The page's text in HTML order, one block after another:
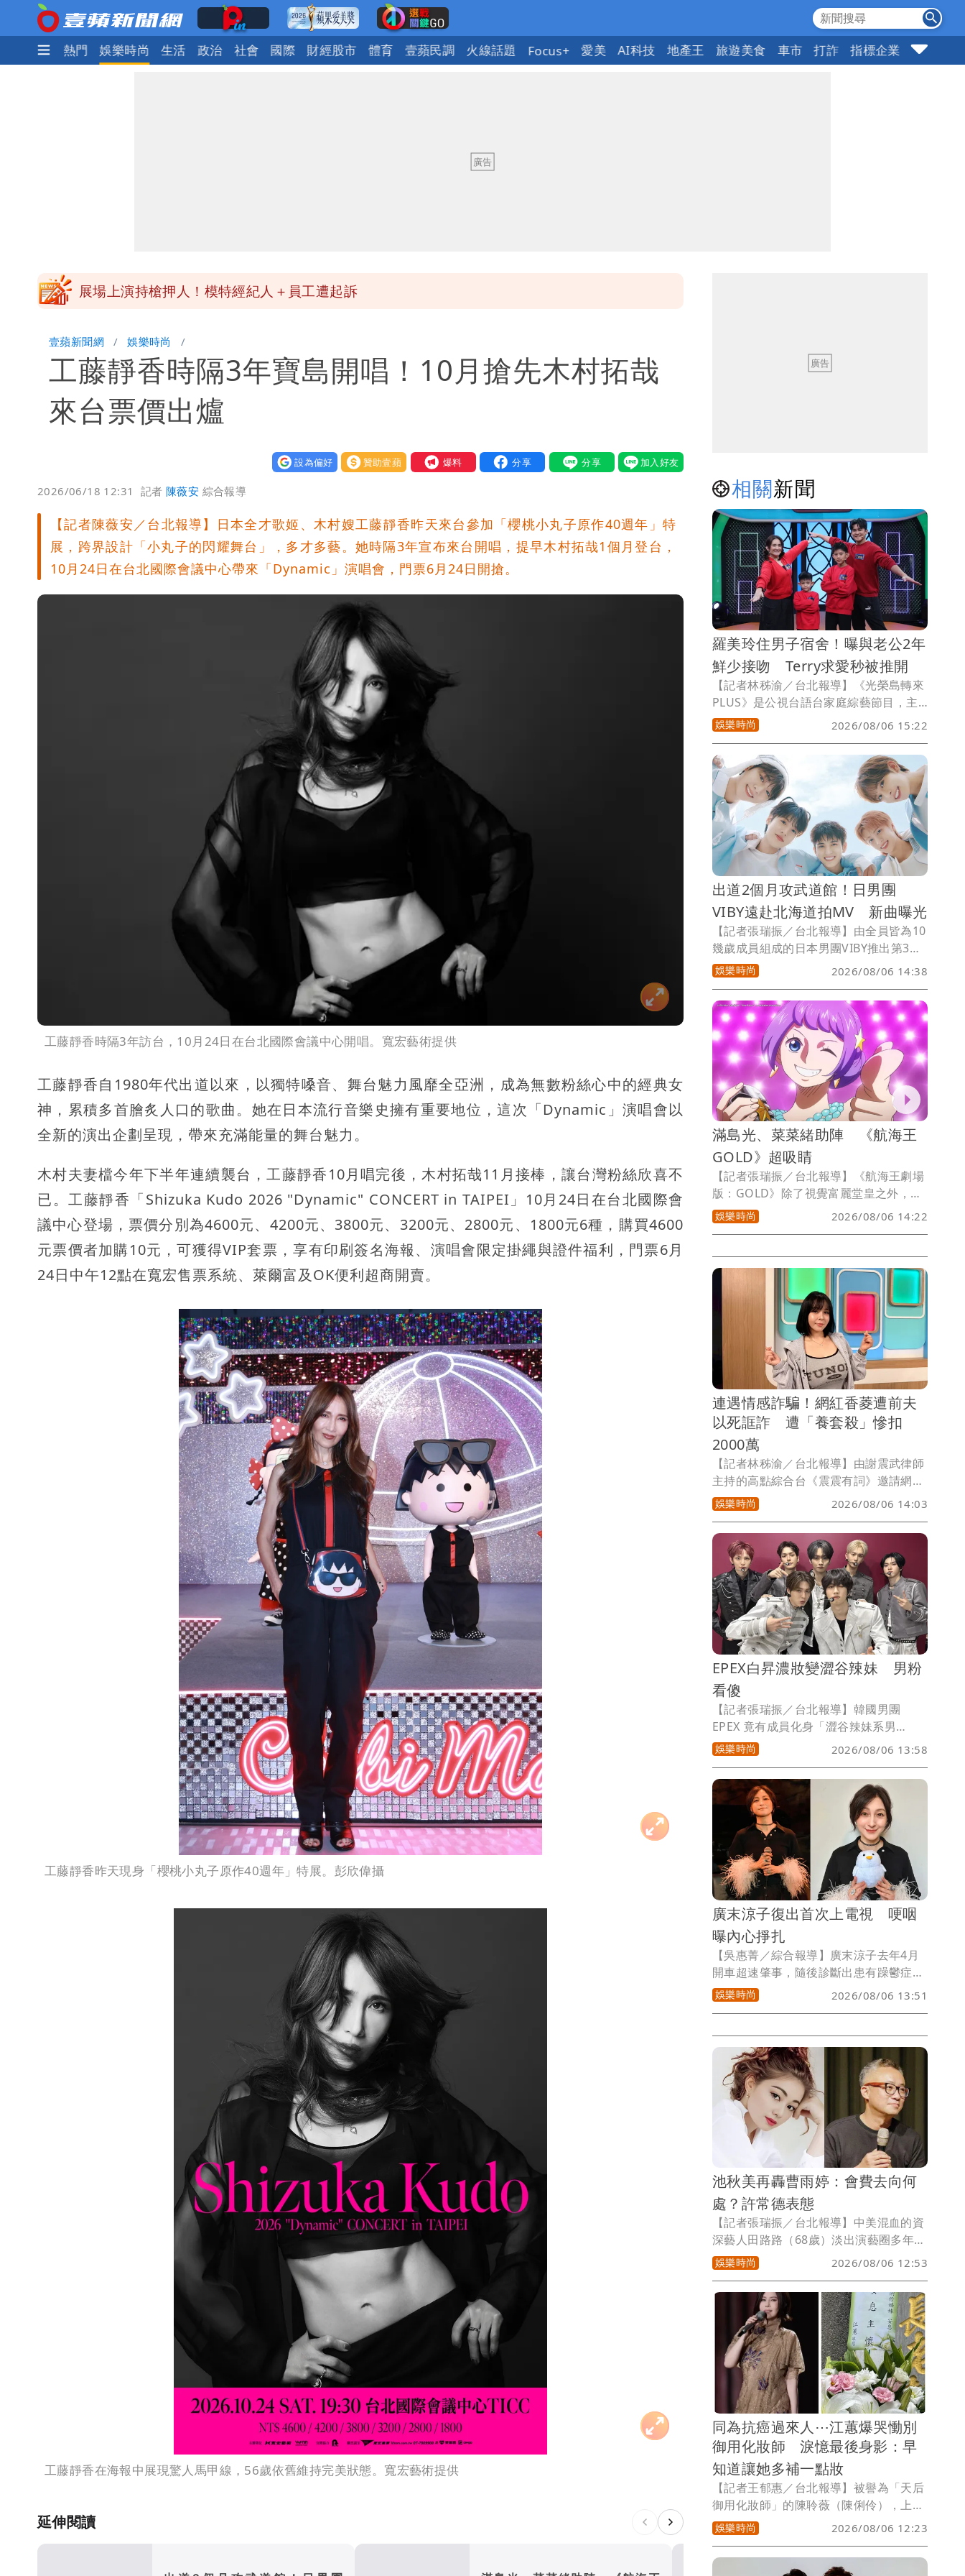
焦點 熱門 娛樂時尚 生活 政治 社會 國際 財經股市 體育 壹蘋民調 火線話題 Focus+ 愛美 AI科技 地產王 旅遊美食 車市 打詐 指標企業 壹蘋頭家
展場上演持槍押人！模特經紀人＋員工遭起訴
颱風白海豚攪局！淡水漁人碼頭煙火秀延期 要改到8/30壓軸登場
壹蘋新聞網 娛樂時尚
工藤靜香時隔3年寶島開唱！10月搶先木村拓哉
來台票價出爐
設為偏好 贊助壹蘋 我要爆料
2026/06/18 12:31 記者陳薇安 綜合報導
【記者陳薇安／台北報導】日本全才歌姬、木村嫂工藤靜香昨天來台參加「櫻桃小丸子原作40週年」特
展，跨界設計「小丸子的閃耀舞台」，多才多藝。她時隔3年宣布來台開唱，提早木村拓哉1個月登台，
10月24日在台北國際會議中心帶來「Dynamic」演唱會，門票6月24日開搶。
工藤靜香時隔3年訪台，10月24日在台北國際會議中心開唱。寬宏藝術提供
工藤靜香自1980年代出道以來，以獨特嗓音、舞台魅力風靡全亞洲，成為無數粉絲心中的經典女
神，累積多首膾炙人口的歌曲。她在日本流行音樂史擁有重要地位，這次「Dynamic」演唱會以
全新的演出企劃呈現，帶來充滿能量的舞台魅力。
木村夫妻檔今年下半年連續襲台，工藤靜香10月唱完後，木村拓哉11月接棒，讓台灣粉絲欣喜不
已。工藤靜香「Shizuka Kudo 2026 "Dynamic" CONCERT in TAIPEI」10月24日在台北國際會
議中心登場，票價分別為4600元、4200元、3800元、3200元、2800元、1800元6種，購買4600
元票價者加購10元，可獲得VIP套票，享有印刷簽名海報、演唱會限定掛繩與證件福利，門票6月
24日中午12點在寬宏售票系統、萊爾富及OK便利超商開賣。
工藤靜香昨天現身「櫻桃小丸子原作40週年」特展。彭欣偉攝
工藤靜香在海報中展現驚人馬甲線，56歲依舊維持完美狀態。寬宏藝術提供
延伸閱讀
相關新聞
羅美玲住男子宿舍！曝與老公2年
鮮少接吻 Terry求愛秒被推開
【記者林秭渝／台北報導】《光榮島轉來
PLUS》是公視台語台家庭綜藝節目，主
持人為白家綺、吳東諺，透過台語和夜市
遊戲來鼓勵每一組家庭齊心。在遊戲過程
中可以感受到滿滿的溫馨與感動。本週邀
請姐弟戀夫妻檔羅美玲、江振愷
（terry）組親子隊參加，除了藝人能組
家庭隊，素人家庭也能組隊報名參賽，做
伙上節目耍遊戲拚輸贏。
娛樂時尚 2026/08/06 15:22
出道2個月攻武道館！日男團
VIBY遠赴北海道拍MV 新曲曝光
【記者張瑞振／台北報導】由全員皆為10
幾歲成員組成的日本男團VIBY推出第3首
數位單曲〈Gotcha〉，歌曲已於各大數
位音樂平台正式上架，Music Video也同
步公開。
娛樂時尚 2026/08/06 14:38
滿島光、菜菜緒助陣 《航海王
GOLD》超吸睛
【記者張瑞振／台北報導】《航海王劇場
版：GOLD》除了視覺富麗堂皇之外，本
片找來出演的聲優卡司更是星光熠熠，包
含又唱又演、角色百變，近年演出《First
模特兒、演員兼具的性感女星菜菜緒。以
及活躍電影、影集、電視劇的濱田岳，還
有搞笑藝人小林劍道與老牌實力派演員北
大路欣也。
娛樂時尚 2026/08/06 14:22
連遇情感詐騙！網紅香菱遭前夫
以死誆詐 遭「養套殺」慘扣
2000萬
【記者林秭渝／台北報導】由謝震武律師
主持的高點綜合台《震震有詞》邀請網紅
香菱、資深媒體人許聖梅、臨床心理師張
榮斌及游嵥彥律師，探討婚姻與情感中的
驚天騙局。網紅香菱在節目中痛訴慘痛情
史，不僅曾遇軟飯前夫「假發瘋」勒索、
被騙光200萬積蓄，隨後更落入專業感情
詐騙圈套，遭養套殺慘扣2000多萬元，高
超騙術讓主持人與專家來賓全體瞠目結
舌。
娛樂時尚 2026/08/06 14:03
EPEX白昇濃妝變澀谷辣妹 男粉
看傻
【記者張瑞振／台北報導】韓國男團
EPEX 竟有成員化身「澀谷辣妹系男
生」！該團近年與台灣粉絲緣分不斷，自
2022年底首度來台後，這次也將連續第5
年與台灣粉絲見面，9月12日將帶著
「EPEX 4th CONCERT
IN TAIPEI」來到
WESTAR TAIPEI，下午2點及晚間7點連唱
兩場，和台灣ZENITH一起走進
「ECHO」的世界。台北場開唱前，成員
白昇日前在綜藝內容中頂著濃烈妝容現身
街頭，化身「澀谷辣妹系男生」的反差
萌，也成為粉絲間討論的焦點。
娛樂時尚 2026/08/06 13:58
廣末涼子復出首次上電視 哽咽
曝內心掙扎
【吳惠菁／綜合報導】廣末涼子去年4月
開車超速肇事，隨後診斷出患有躁鬱症和
甲狀腺亢進，停工休養約1年，今年4月宣
布復出，今（6日）以VTR形式回歸螢光
影片，她哽咽吐露內心的脆弱，現在已不
再努力扮演理想的女演員形象，而是尋找
自己能夠做什麼。
娛樂時尚 2026/08/06 13:51
池秋美再轟曹雨婷：會費去向何
處？許常德表態
【記者張瑞振／台北報導】中美混血的資
深藝人田路路（68歲）淡出演藝圈多年，
近日獨居台中新聞延燒，大家關心她的困
境，而資深女星池秋美日前發文，並點名
演藝工會，反問會員不是有繳會費，而演
藝工會理事長曹雨婷回應了；但池秋美今
天二度發文，砲轟曹雨婷：「妳的賓士
車、紐約豪宅的支出是從何而來的？」、
「妳收了那麼多年的會員會費去向何
處？」資深音樂人許常德也對曹雨婷的回
應表達不滿：「除了充滿情緒，也非常官
腔官調，尤其是理事長這個職位，若不具
備智慧與溫暖，怎麼可能把這樣的重責傳
遞出去什麼能量？」
娛樂時尚 2026/08/06 12:53
同為抗癌過來人⋯江蕙爆哭慟別
御用化妝師 淚憶最後身影：早
知道讓她多補一點妝
【記者王郁惠／台北報導】被譽為「天后
御用化妝師」的陳聆薇（陳俐伶），上月
27日驚傳病逝，享年56歲，今（6日）於
中山基督長老教會舉辦追思安息禮拜，近
200座花籃環繞場外，花海送別摯友。國
娛樂時尚 2026/08/06 12:23